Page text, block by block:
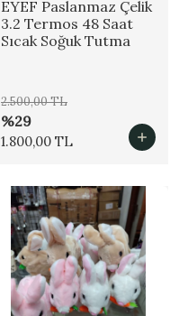
EYEF Paslanmaz Çelik
3.2 Termos 48 Saat
Sıcak Soğuk Tutma
2.500,00 TL
%29
1.800,00 TL